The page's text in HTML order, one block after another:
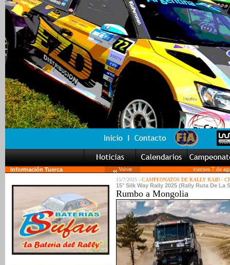
Información Tuerca Volver
viernes 7 de
15/7/2025 - CAMPEONATOS DE RALLY RAID -
15° Silk Way Rally 2025 (Rally Ruta De
Rumbo a Mongolia